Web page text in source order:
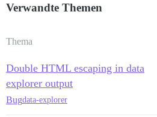
Verwandte Themen
Thema
Double HTML escaping in data
explorer output
Bugdata-explorer